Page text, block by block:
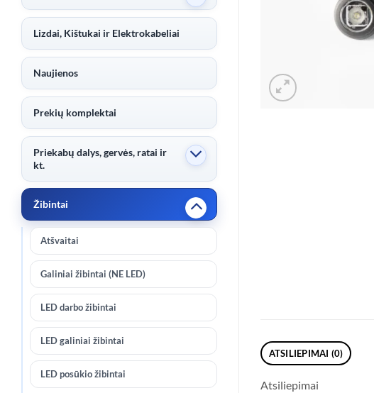
Lizdai, Kištukai ir Elektrokabeliai
Naujienos
Prekių komplektai
Priekabų dalys, gervės, ratai ir
kt.
Žibintai
Atšvaitai
Galiniai žibintai (NE LED)
LED darbo žibintai
LED galiniai žibintai
LED posūkio žibintai
ATSILIEPIMAI (0)
Atsiliepimai